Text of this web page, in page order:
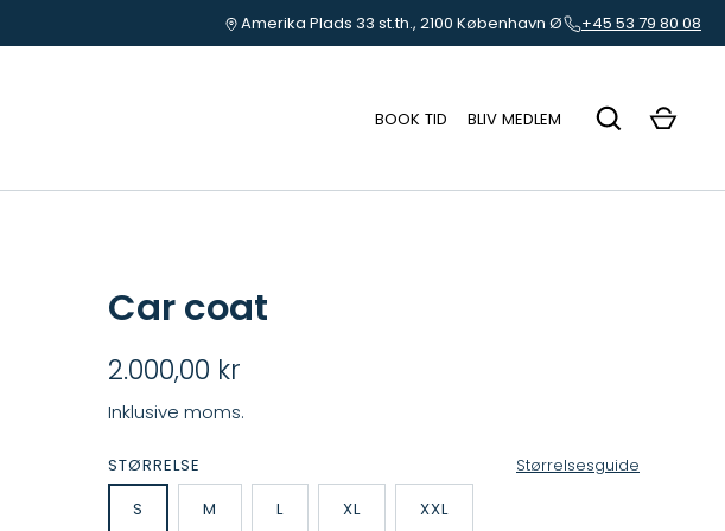
Amerika Plads 33 st.th., 2100 København Ø +45 53 79 80 08
BOOK TID BLIV MEDLEM
Car coat
2.000,00 kr
Inklusive moms.
Størrelsesguide
STØRRELSE
S
M L XL XXL